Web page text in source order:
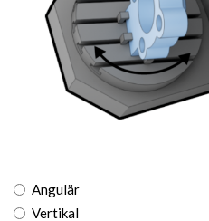
Angulär
Vertikal